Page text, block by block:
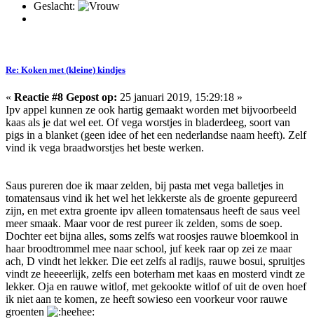
Geslacht:
Re: Koken met (kleine) kindjes
« Reactie #8 Gepost op: 25 januari 2019, 15:29:18 »
Ipv appel kunnen ze ook hartig gemaakt worden met bijvoorbeeld
kaas als je dat wel eet. Of vega worstjes in bladerdeeg, soort van
pigs in a blanket (geen idee of het een nederlandse naam heeft). Zelf
vind ik vega braadworstjes het beste werken.
Saus pureren doe ik maar zelden, bij pasta met vega balletjes in
tomatensaus vind ik het wel het lekkerste als de groente gepureerd
zijn, en met extra groente ipv alleen tomatensaus heeft de saus veel
meer smaak. Maar voor de rest pureer ik zelden, soms de soep.
Dochter eet bijna alles, soms zelfs wat roosjes rauwe bloemkool in
haar broodtrommel mee naar school, juf keek raar op zei ze maar
ach, D vindt het lekker. Die eet zelfs al radijs, rauwe bosui, spruitjes
vindt ze heeeerlijk, zelfs een boterham met kaas en mosterd vindt ze
lekker. Oja en rauwe witlof, met gekookte witlof of uit de oven hoef
ik niet aan te komen, ze heeft sowieso een voorkeur voor rauwe
groenten